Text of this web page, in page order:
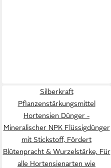
Silberkraft
Pflanzenstärkungsmittel
Hortensien Dünger -
Mineralischer NPK Flüssigdünger
mit Stickstoff, Fördert
Blütenpracht & Wurzelstärke, Für
alle Hortensienarten wie